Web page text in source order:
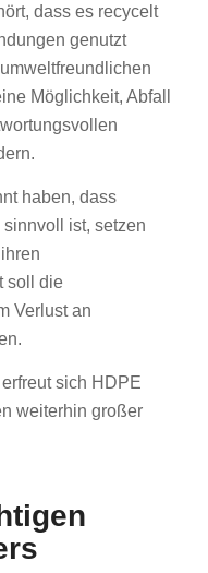
dass es recycelt
genutzt
Möglichkeit, Abfall
haben, dass
ist, setzen
soll die
Verlust an
sich HDPE
weiterhin großer